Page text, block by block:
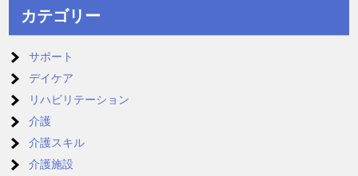
カテゴリー
サポート
デイケア
リハビリテーション
介護
介護スキル
介護施設